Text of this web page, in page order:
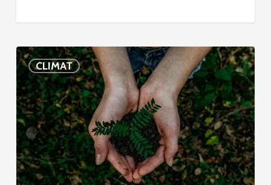
CLIMAT
Leçons
tirées
du
projet
FOSTER
sur
le